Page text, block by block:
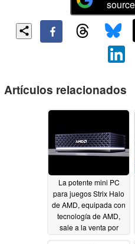
Artículos relacionados
La potente mini PC
para juegos Strix Halo
de AMD, equipada con
tecnología de AMD,
sale a la venta por